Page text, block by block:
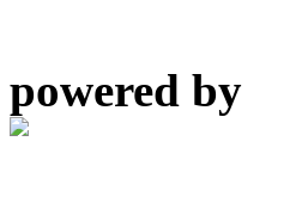
powered by